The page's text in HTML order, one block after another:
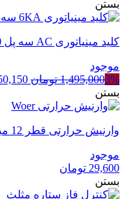
بستن
کلید مینیاتوری AC سه پل 10 آمپر 6kA تیپ C چینت سری NXB-63
موجود
3%
1,495,000 تومان قیمت
بستن
وارنیش حرارتی قطر 12 میلی‌متر Woer مدل SGP012
موجود
29,600 تومان
بستن